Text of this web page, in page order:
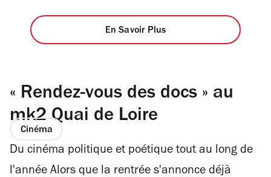
En Savoir Plus
« Rendez-vous des docs » au
mk2 Quai de Loire
Cinéma
Du cinéma politique et poétique tout au long de
l'année Alors que la rentrée s'annonce déjà